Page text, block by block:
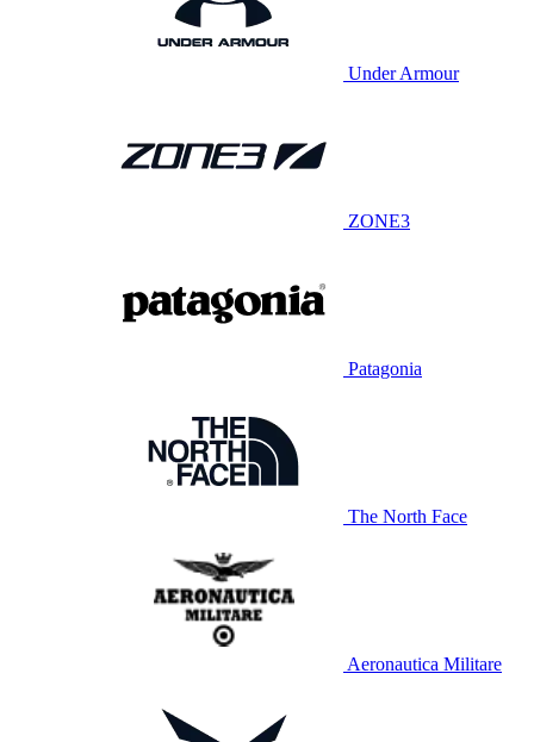
Under Armour
ZONE3
Patagonia
The North Face
Aeronautica Militare